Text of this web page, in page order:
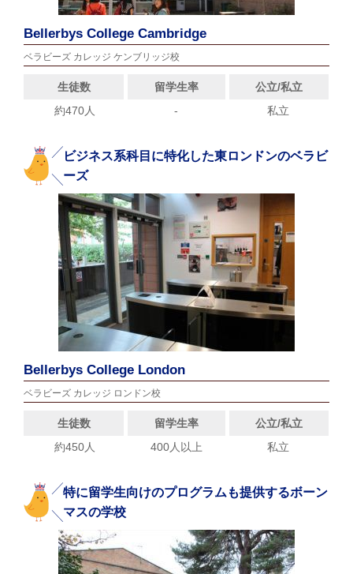
Bellerbys College Cambridge
ベラビーズ カレッジ ケンブリッジ校
生徒数 留学生率
公立/私立
約470人
- 私立
ビジネス系科目に特化した東ロンドンのベラビ
ーズ
Bellerbys College London
ベラビーズ カレッジ ロンドン校
生徒数 留学生率
公立/私立
約450人
400人以上 私立
特に留学生向けのプログラムも提供するボーン
マスの学校